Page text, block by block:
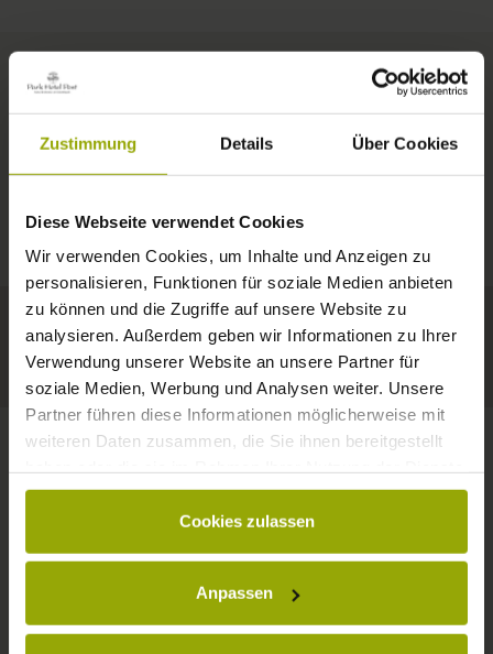
Zustimmung Details Über Cookies
Diese Webseite verwendet Cookies
Wir verwenden Cookies, um Inhalte und Anzeigen zu
personalisieren, Funktionen für soziale Medien anbieten
zu können und die Zugriffe auf unsere Website zu
analysieren. Außerdem geben wir Informationen zu Ihrer
Verwendung unserer Website an unsere Partner für
soziale Medien, Werbung und Analysen weiter. Unsere
Partner führen diese Informationen möglicherweise mit
weiteren Daten zusammen, die Sie ihnen bereitgestellt
gesammelt haben.
Cookies zulassen
Anpassen
ZIMMER & PREISE
EIN GUTES BUCH,
EIN BEQUEMES BETT,
RAUM ZUM TRÄUMEN
IMPRESSIONEN
FREIBURG
SCHWARZWALD
MARGRÄFLERLAND
KAISERSTUHL
© Deutscher Wetterdienst
32°C 34°C 34°C
Ein Hotel, das gefällt!
Wünsche, Fragen, Anregungen?